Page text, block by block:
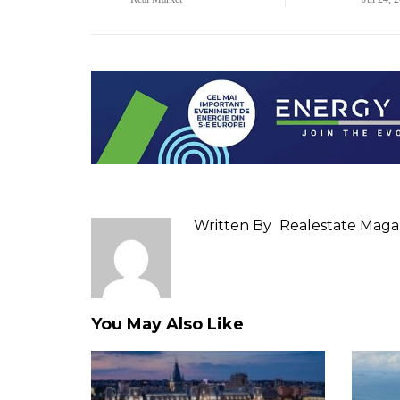
Written By Realestate
You May Also Like